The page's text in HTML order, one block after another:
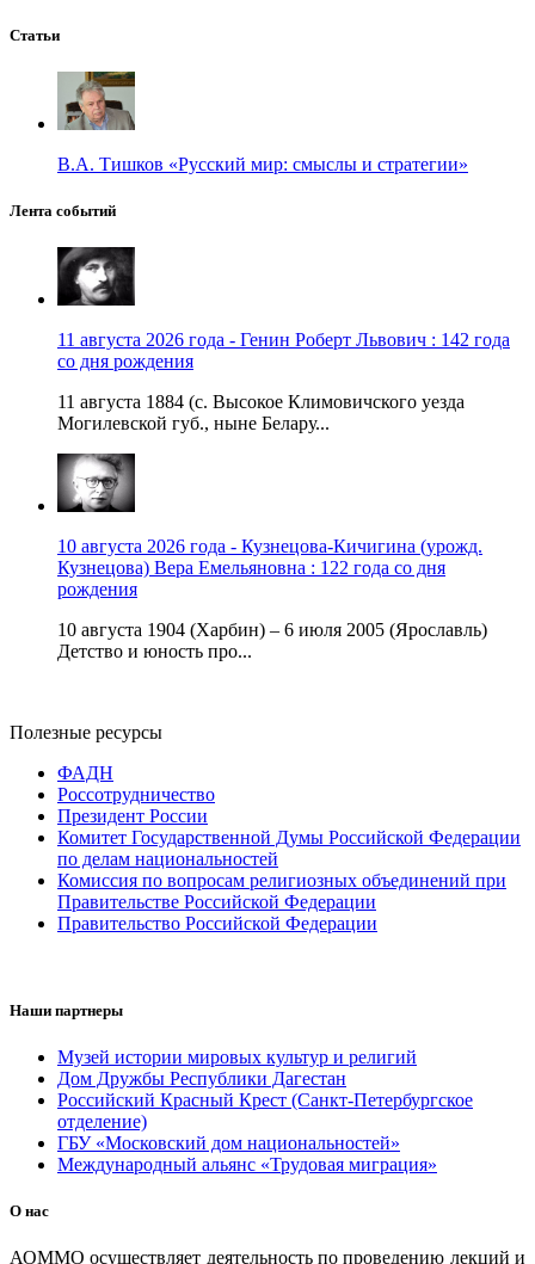
Статьи
В.А. Тишков «Русский мир: смыслы и стратегии»
Лента событий
11 августа 2026 года - Генин Роберт Львович : 142 года
со дня рождения
11 августа 1884 (с. Высокое Климовичского уезда
Могилевской губ., ныне Белару...
10 августа 2026 года - Кузнецова-Кичигина (урожд.
Кузнецова) Вера Емельяновна : 122 года со дня
рождения
10 августа 1904 (Харбин) – 6 июля 2005 (Ярославль)
Детство и юность про...
Полезные ресурсы
ФАДН
Россотрудничество
Президент России
Комитет Государственной Думы Российской Федерации
по делам национальностей
Комиссия по вопросам религиозных объединений при
Правительстве Российской Федерации
Правительство Российской Федерации
Наши партнеры
Музей истории мировых культур и религий
Дом Дружбы Республики Дагестан
Российский Красный Крест (Санкт-Петербургское
отделение)
ГБУ «Московский дом национальностей»
Международный альянс «Трудовая миграция»
О нас
АОММО осуществляет деятельность по проведению лекций и